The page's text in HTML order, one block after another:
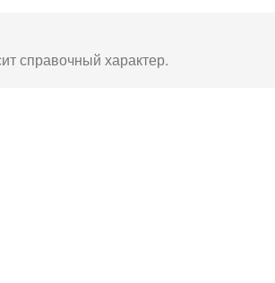
справочный характер.